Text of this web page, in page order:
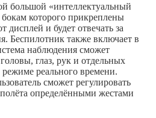
большой «интеллектуальный
которого прикреплены
дисплей и будет отвечать за
Беспилотник также включает в
наблюдения сможет
глаз, рук и отдельных
режиме реального времени.
сможет регулировать
определёнными жестами